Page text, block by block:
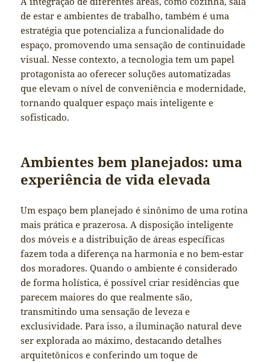
de estar e ambientes de trabalho, também é uma
estratégia que potencializa a funcionalidade do
espaço, promovendo uma sensação de continuidade
visual. Nesse contexto, a tecnologia tem um papel
protagonista ao oferecer soluções automatizadas
que elevam o nível de conveniência e modernidade,
tornando qualquer espaço mais inteligente e
sofisticado.
Ambientes bem planejados: uma
experiência de vida elevada
Um espaço bem planejado é sinônimo de uma rotina
mais prática e prazerosa. A disposição inteligente
dos móveis e a distribuição de áreas específicas
fazem toda a diferença na harmonia e no bem-estar
dos moradores. Quando o ambiente é considerado
de forma holística, é possível criar residências que
parecem maiores do que realmente são,
transmitindo uma sensação de leveza e
exclusividade. Para isso, a iluminação natural deve
ser explorada ao máximo, destacando detalhes
arquitetônicos e conferindo um toque de